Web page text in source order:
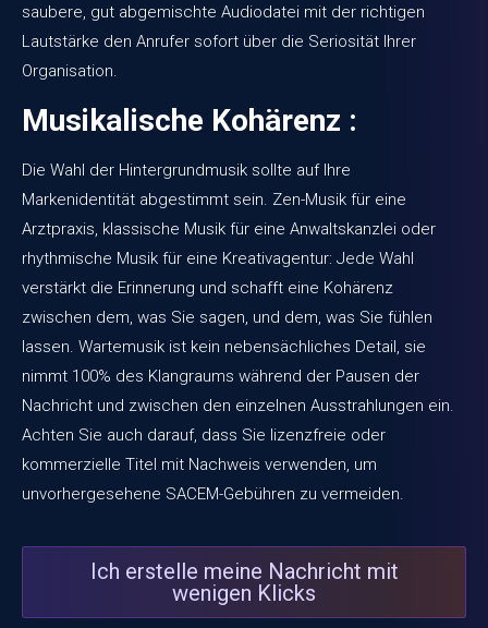
saubere, gut abgemischte Audiodatei mit der richtigen
Lautstärke den Anrufer sofort über die Seriosität Ihrer
Organisation.
Musikalische Kohärenz :
Die Wahl der Hintergrundmusik sollte auf Ihre
Markenidentität abgestimmt sein. Zen-Musik für eine
Arztpraxis, klassische Musik für eine Anwaltskanzlei oder
rhythmische Musik für eine Kreativagentur: Jede Wahl
verstärkt die Erinnerung und schafft eine Kohärenz
zwischen dem, was Sie sagen, und dem, was Sie fühlen
lassen. Wartemusik ist kein nebensächliches Detail, sie
nimmt 100% des Klangraums während der Pausen der
Nachricht und zwischen den einzelnen Ausstrahlungen ein.
Achten Sie auch darauf, dass Sie lizenzfreie oder
kommerzielle Titel mit Nachweis verwenden, um
unvorhergesehene SACEM-Gebühren zu vermeiden.
Ich erstelle meine Nachricht mit
wenigen Klicks